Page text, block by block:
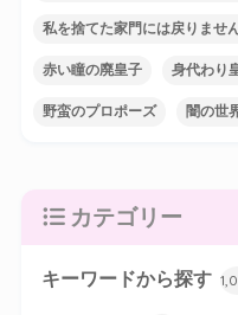
私を捨てた家門には戻りませ
赤い瞳の廃皇子 身代わり
野蛮のプロポーズ 闇の世
カテゴリー
キーワードから探す